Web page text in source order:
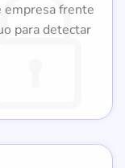
empresa frente
para detectar